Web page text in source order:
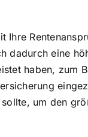
Ihre
dadurch eine
haben, zum
um den